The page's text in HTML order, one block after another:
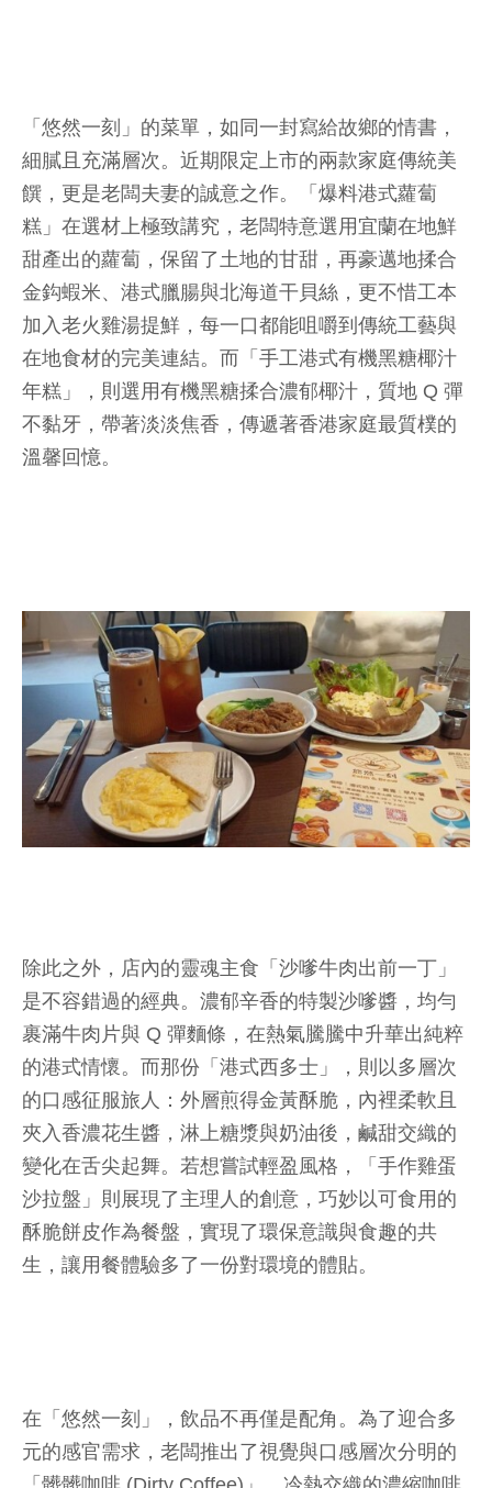
「悠然一刻」的菜單，如同一封寫給故鄉的情書，
細膩且充滿層次。近期限定上市的兩款家庭傳統美
饌，更是老闆夫妻的誠意之作。「爆料港式蘿蔔
糕」在選材上極致講究，老闆特意選用宜蘭在地鮮
甜產出的蘿蔔，保留了土地的甘甜，再豪邁地揉合
金鈎蝦米、港式臘腸與北海道干貝絲，更不惜工本
加入老火雞湯提鮮，每一口都能咀嚼到傳統工藝與
在地食材的完美連結。而「手工港式有機黑糖椰汁
年糕」，則選用有機黑糖揉合濃郁椰汁，質地 Q 彈
不黏牙，帶著淡淡焦香，傳遞著香港家庭最質樸的
溫馨回憶。
除此之外，店內的靈魂主食「沙嗲牛肉出前一丁」
是不容錯過的經典。濃郁辛香的特製沙嗲醬，均勻
裹滿牛肉片與 Q 彈麵條，在熱氣騰騰中升華出純粹
的港式情懷。而那份「港式西多士」，則以多層次
的口感征服旅人：外層煎得金黃酥脆，內裡柔軟且
夾入香濃花生醬，淋上糖漿與奶油後，鹹甜交織的
變化在舌尖起舞。若想嘗試輕盈風格，「手作雞蛋
沙拉盤」則展現了主理人的創意，巧妙以可食用的
酥脆餅皮作為餐盤，實現了環保意識與食趣的共
生，讓用餐體驗多了一份對環境的體貼。
在「悠然一刻」，飲品不再僅是配角。為了迎合多
元的感官需求，老闆推出了視覺與口感層次分明的